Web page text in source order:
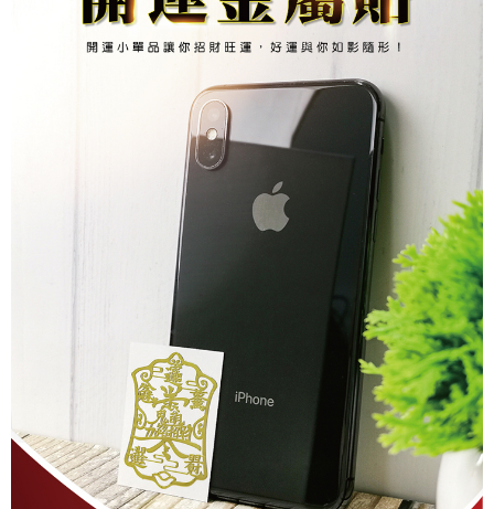
４．使用「AFTEE先享後付」時，將依據個別帳號之用戶狀況，依本公司即
時審查核予不同之上限額度；若仍有額度不足之情形，本公司將視審查結果
５．嚴禁一人註冊多個帳號或使用他人資訊註冊。若發現惡意使用之情形，
恩沛科技股份有限公司將有權停止該用戶之使用額度並採取法律行動。
付款後7-11取貨
每筆NT$80，滿NT$1,288(含以上)免運費
每筆NT$80，滿NT$1,200(含以上)免運費
每筆NT$150，滿NT$1,500(含以上)免運費